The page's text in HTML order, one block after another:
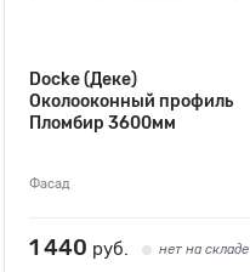
Docke (Деке)
Околооконный профиль
Пломбир 3600мм
Фасад
1 440 руб. нет на складе